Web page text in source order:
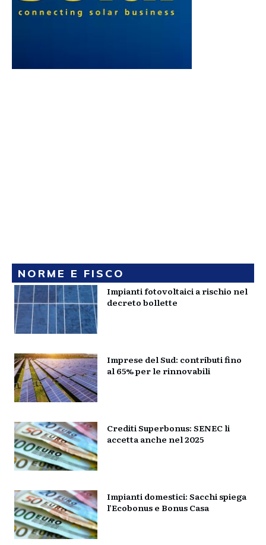
NORME E FISCO
Impianti fotovoltaici a rischio nel
decreto bollette
Imprese del Sud: contributi fino
al 65% per le rinnovabili
Crediti Superbonus: SENEC li
accetta anche nel 2025
Impianti domestici: Sacchi spiega
l’Ecobonus e Bonus Casa